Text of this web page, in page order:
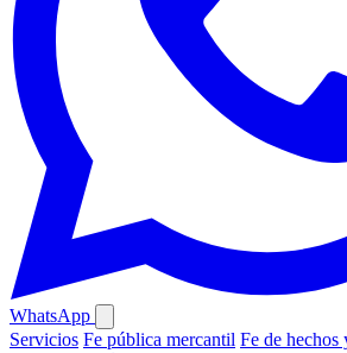
WhatsApp
Servicios Fe pública mercantil Fe de